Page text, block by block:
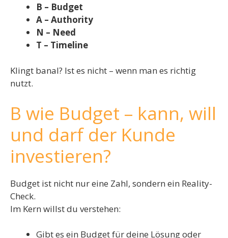
B – Budget
A – Authority
N – Need
T – Timeline
Klingt banal? Ist es nicht – wenn man es richtig
nutzt.
B wie Budget – kann, will
und darf der Kunde
investieren?
Budget ist nicht nur eine Zahl, sondern ein Reality-
Check.
Im Kern willst du verstehen:
Gibt es ein Budget für deine Lösung oder